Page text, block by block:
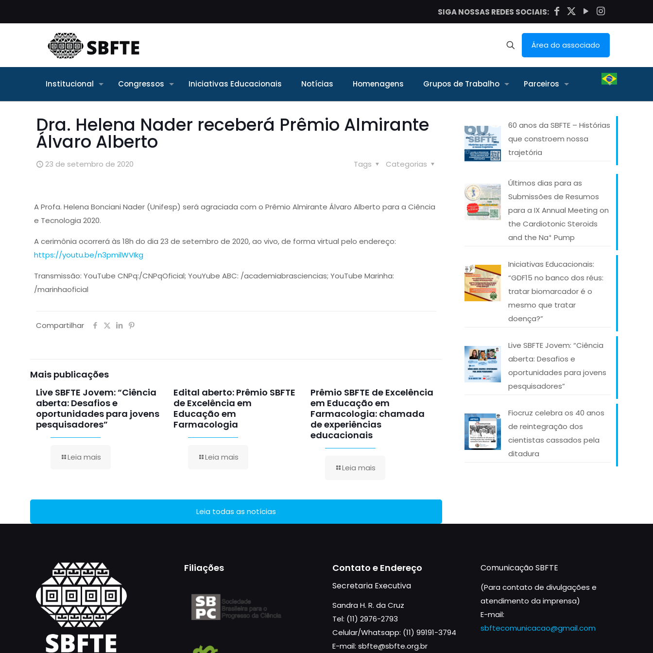
SIGA NOSSAS REDES SOCIAIS:
Área do associado
Institucional Congressos Iniciativas Educacionais Notícias Homenagens Grupos de Trabalho Parceiros
Dra. Helena Nader receberá Prêmio Almirante
Álvaro Alberto
23 de setembro de 2020 Categorias
Tags
A Profa. Helena Bonciani Nader (Unifesp) será agraciada com o Prêmio Almirante Álvaro Alberto para a Ciência
e Tecnologia 2020.
A cerimônia ocorrerá às 18h do dia 23 de setembro de 2020, ao vivo, de forma virtual pelo endereço:
https://youtu.be/n3pmilWVIkg
Transmissão: YouTube CNPq:/CNPqOficial; YouYube ABC: /academiabrasciencias; YouTube Marinha:
/marinhaoficial
Compartilhar
Mais publicações
Live SBFTE Jovem: “Ciência
aberta: Desafios e
oportunidades para jovens
pesquisadores”
Leia mais
Edital aberto: Prêmio SBFTE
de Excelência em
Educação em
Farmacologia
Leia mais
Prêmio SBFTE de Excelência
em Educação em
Farmacologia: chamada
de experiências
educacionais
Leia mais
Leia todas as notícias
60 anos da SBFTE – Histórias
que constroem nossa
trajetória
Últimos dias para as
Submissões de Resumos
para a IX Annual Meeting on
the Cardiotonic Steroids
and the Na⁺ Pump
Iniciativas Educacionais:
“GDF15 no banco dos réus:
tratar biomarcador é o
mesmo que tratar
doença?”
Live SBFTE Jovem: “Ciência
aberta: Desafios e
oportunidades para jovens
pesquisadores”
Fiocruz celebra os 40 anos
de reintegração dos
cientistas cassados pela
ditadura
Filiações Contato e Endereço
Secretaria Executiva
Sandra H. R. da Cruz
Tel: (11) 2976-2793
Celular/Whatsapp: (11) 99191-3794
E-mail: sbfte@sbfte.org.br
Comunicação SBFTE
(Para contato de divulgações e
atendimento da imprensa)
E-mail:
sbftecomunicacao@gmail.com